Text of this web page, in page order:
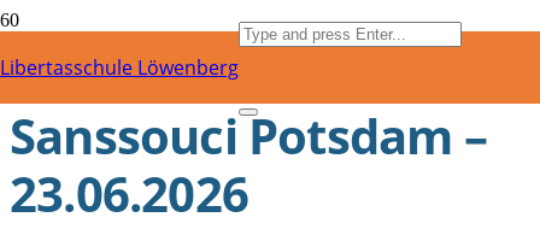
Libertasschule Löwenberg
Exkursion Park
Sanssouci Potsdam –
23.06.2026